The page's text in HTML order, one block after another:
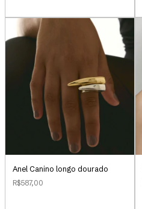
Anel Canino longo dourado
R$587,00